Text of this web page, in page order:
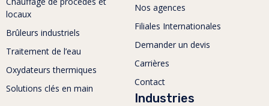
locaux
Brûleurs industriels
Traitement de l’eau
Oxydateurs thermiques
Solutions clés en main
Nos agences
Filiales Internationales
Demander un devis
Carrières
Contact
Industries